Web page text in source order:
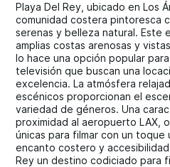
Playa Del Rey, ubicado en Los
comunidad costera pintoresca
serenas y belleza natural. Este
amplias costas arenosas y
lo hace una opción popular
televisión que buscan una
excelencia. La atmósfera
escénicos proporcionan el
variedad de géneros. Una
proximidad al aeropuerto LAX,
únicas para filmar con un toque
encanto costero y
Rey un destino codiciado para